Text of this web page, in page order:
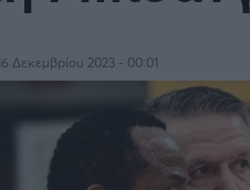
Δεκεμβρίου 2023 - 00:01